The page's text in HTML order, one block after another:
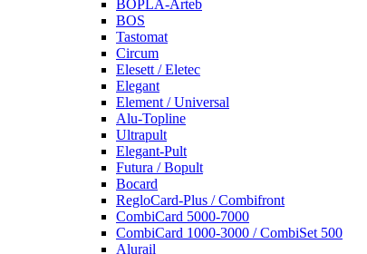
BOPLA-Arteb
BOS
Tastomat
Circum
Elesett / Eletec
Elegant
Element / Universal
Alu-Topline
Ultrapult
Elegant-Pult
Futura / Bopult
Bocard
RegloCard-Plus / Combifront
CombiCard 5000-7000
CombiCard 1000-3000 / CombiSet 500
Alurail